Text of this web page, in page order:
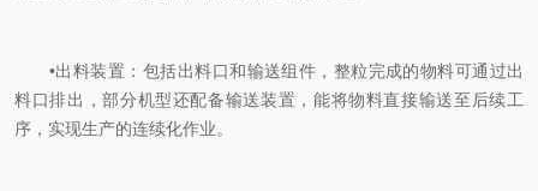
•出料装置‌：包括出料口和输送组件，整粒完成的物料可通过出
料口排出，部分机型还配备输送装置，能将物料直接输送至后续工
序，实现生产的连续化作业。